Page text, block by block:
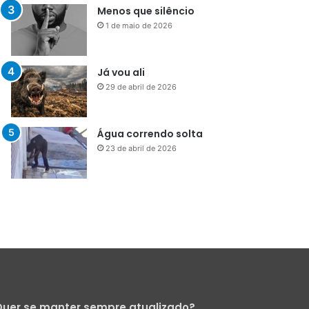
Menos que silêncio
1 de maio de 2026
Já vou ali
29 de abril de 2026
Água correndo solta
23 de abril de 2026